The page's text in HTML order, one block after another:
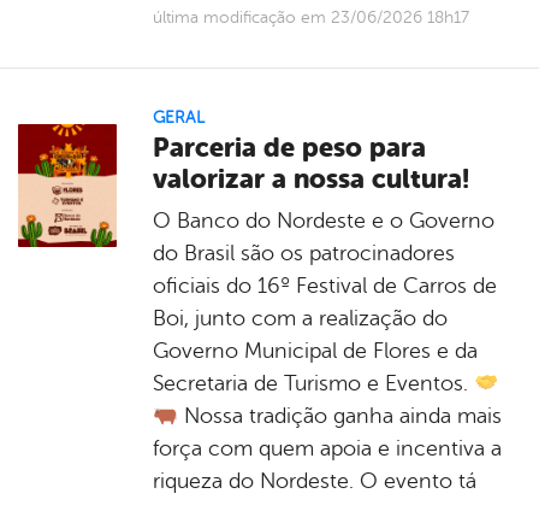
última modificação em 23/06/2026 18h17
GERAL
Parceria de peso para
valorizar a nossa cultura!
O Banco do Nordeste e o Governo
do Brasil são os patrocinadores
oficiais do 16º Festival de Carros de
Boi, junto com a realização do
Governo Municipal de Flores e da
Secretaria de Turismo e Eventos.
Nossa tradição ganha ainda mais
força com quem apoia e incentiva a
riqueza do Nordeste. O evento tá